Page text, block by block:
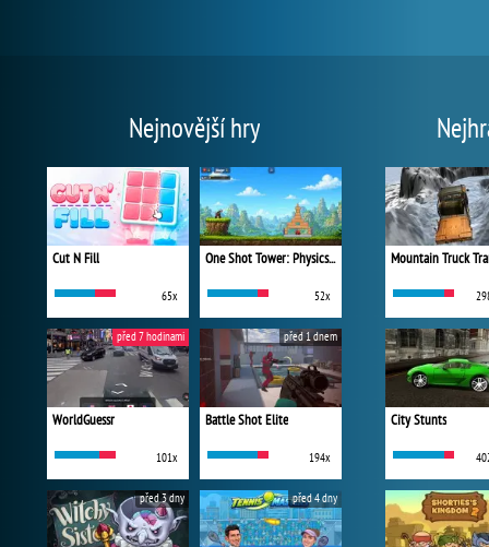
Nejnovější hry
Cut N Fill
65x
One Shot Tower: Physics Destroyer
52x
WorldGuessr
101x
před 7 hodinami
Battle Shot Elite
194x
před 1 dnem
před 3 dny před 4 dny
Mountain Truck
City Stunts